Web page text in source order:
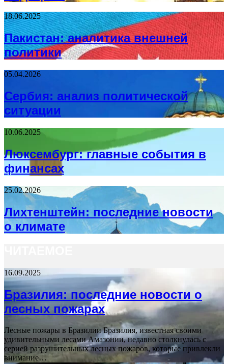
18.06.2025
Пакистан: аналитика внешней
политики
05.04.2026
Сербия: анализ политической
ситуации
10.06.2025
Люксембург: главные события в
финансах
25.02.2026
Лихтенштейн: последние новости
о климате
16.09.2025
Бразилия: последние новости о
лесных пожарах
Лесные пожары в Бразилии Бразилия, известная своими
удивительными лесами Амазонии, недавно столкнулась с
серией разрушительных лесных пожаров, которые привлекли
внимание…